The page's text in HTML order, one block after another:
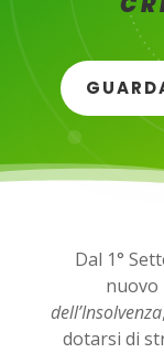
Dal 1°
nuovo
dell’Insolvenza
dotarsi di